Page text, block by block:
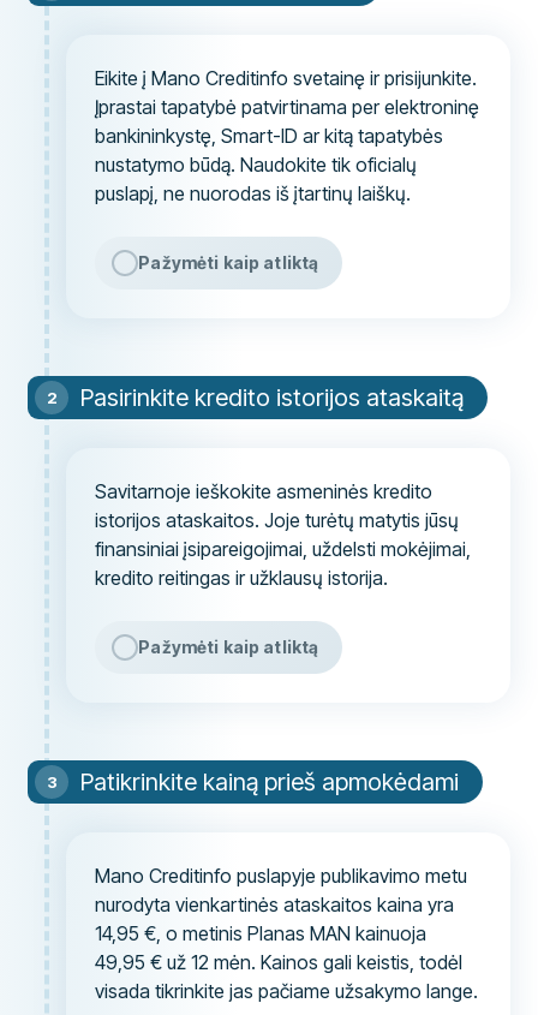
Eikite į Mano Creditinfo svetainę ir prisijunkite.
Įprastai tapatybė patvirtinama per elektroninę
bankininkystę, Smart-ID ar kitą tapatybės
nustatymo būdą. Naudokite tik oficialų
puslapį, ne nuorodas iš įtartinų laiškų.
Pažymėti kaip atliktą
Pasirinkite kredito istorijos ataskaitą
Savitarnoje ieškokite asmeninės kredito
istorijos ataskaitos. Joje turėtų matytis jūsų
finansiniai įsipareigojimai, uždelsti mokėjimai,
kredito reitingas ir užklausų istorija.
Pažymėti kaip atliktą
Patikrinkite kainą prieš apmokėdami
Mano Creditinfo puslapyje publikavimo metu
nurodyta vienkartinės ataskaitos kaina yra
14,95 €, o metinis Planas MAN kainuoja
49,95 € už 12 mėn. Kainos gali keistis, todėl
visada tikrinkite jas pačiame užsakymo lange.